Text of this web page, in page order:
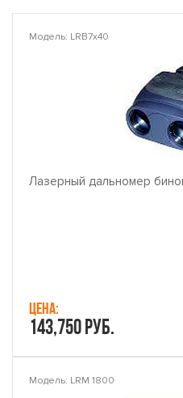
Модель: LRB7x40
Лазерный дальномер
Цена:
143,750 руб.
Модель: LRM 1800